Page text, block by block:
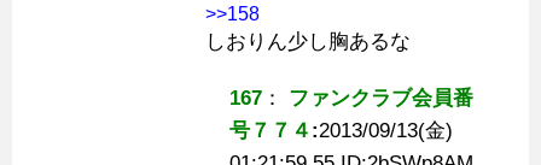
>>158
しおりん少し胸あるな
167 ： ファンクラブ会員番
号７７４ :2013/09/13(金)